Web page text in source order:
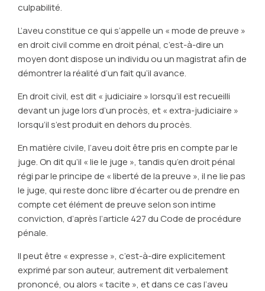
culpabilité.
L’aveu constitue ce qui s’appelle un « mode de preuve »
en droit civil comme en droit pénal, c’est-à-dire un
moyen dont dispose un individu ou un magistrat afin de
démontrer la réalité d’un fait qu’il avance.
En droit civil, est dit « judiciaire » lorsqu’il est recueilli
devant un juge lors d’un procès, et « extra-judiciaire »
lorsqu’il s’est produit en dehors du procès.
En matière civile, l’aveu doit être pris en compte par le
juge. On dit qu’il « lie le juge », tandis qu’en droit pénal
régi par le principe de « liberté de la preuve », il ne lie pas
le juge, qui reste donc libre d’écarter ou de prendre en
compte cet élément de preuve selon son intime
conviction, d’après l’article 427 du Code de procédure
pénale.
Il peut être « expresse », c’est-à-dire explicitement
exprimé par son auteur, autrement dit verbalement
prononcé, ou alors « tacite », et dans ce cas l’aveu